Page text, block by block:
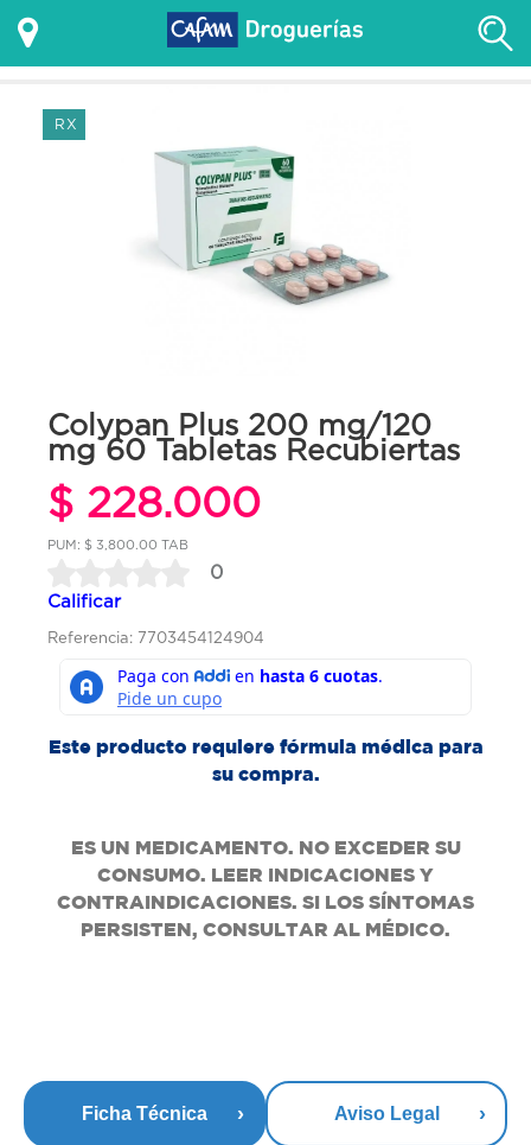
RX
Colypan Plus 200 mg/120
mg 60 Tabletas Recubiertas
$ 228.000
PUM: $ 3,800.00 TAB
0
Calificar
Referencia: 7703454124904
Este producto requiere fórmula médica para
su compra.
ES UN MEDICAMENTO. NO EXCEDER SU
CONSUMO. LEER INDICACIONES Y
CONTRAINDICACIONES. SI LOS SÍNTOMAS
PERSISTEN, CONSULTAR AL MÉDICO.
Ficha Técnica Aviso Legal